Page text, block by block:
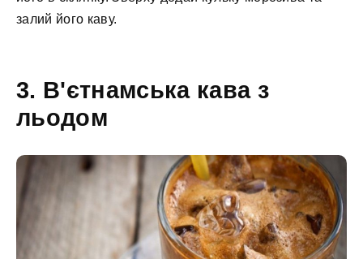
залий його каву.
3. В'єтнамська кава з
льодом